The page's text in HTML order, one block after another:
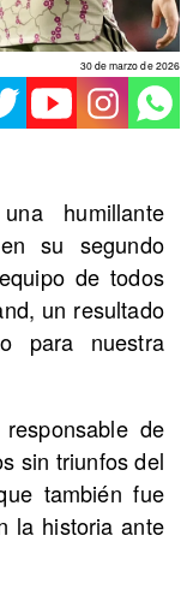
30 de marzo de 2026
humillante
su segundo
de todos
un resultado
para nuestra
de
sin triunfos del
también fue
la historia ante